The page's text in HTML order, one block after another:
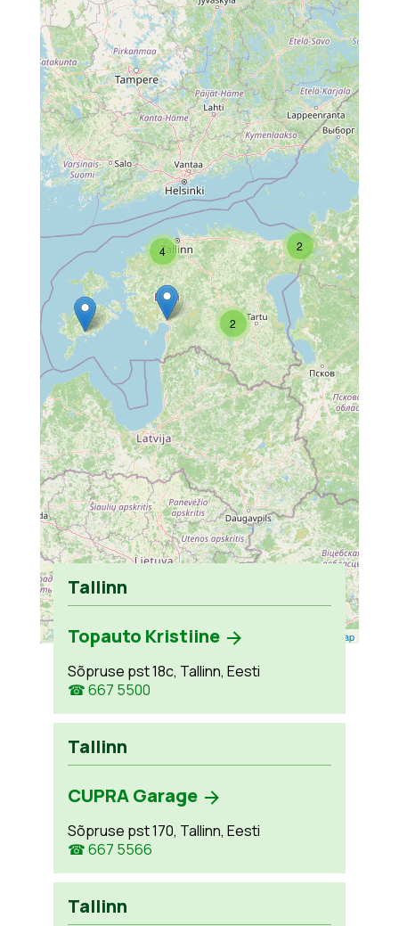
2
2
4
Leaflet OpenStreetMap
Tallinn
Topauto Kristiine
Sõpruse pst 18c, Tallinn, Eesti
☎ 667 5500
Tallinn
CUPRA Garage
Sõpruse pst 170, Tallinn, Eesti
☎ 667 5566
Tallinn